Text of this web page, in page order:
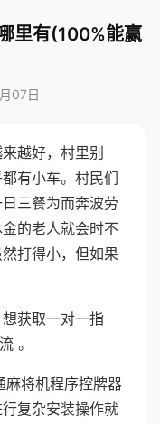
里有(100%能赢
07日
越好，村里别
有小车。村民们
三餐为而奔波劳
的老人就会时不
打得小，但如果
获取一对一指
。
麻将机程序控牌器
复杂安装操作就